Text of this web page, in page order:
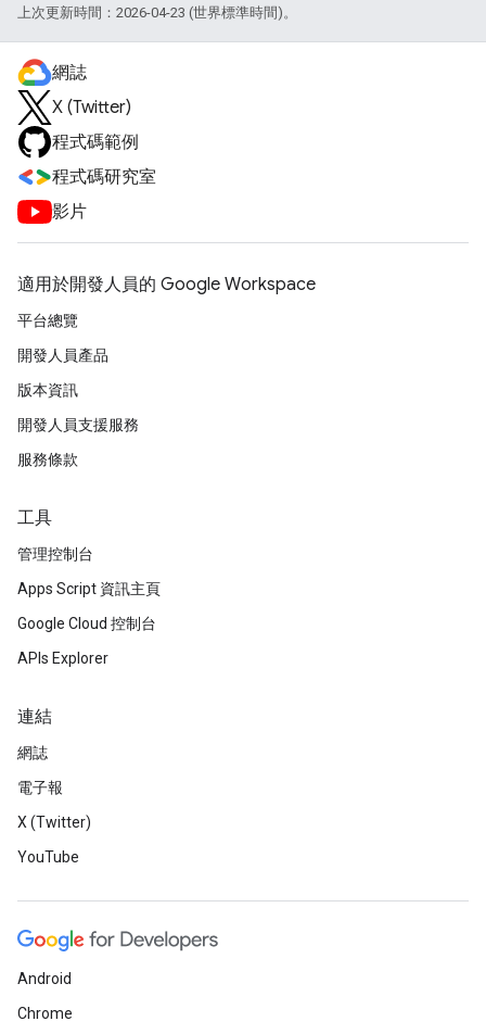
上次更新時間：2026-04-23 (世界標準時間)。
網誌
X (Twitter)
程式碼範例
程式碼研究室
影片
適用於開發人員的 Google Workspace
平台總覽
開發人員產品
版本資訊
開發人員支援服務
服務條款
工具
管理控制台
Apps Script 資訊主頁
Google Cloud 控制台
APIs Explorer
連結
網誌
電子報
X (Twitter)
YouTube
Android
Chrome